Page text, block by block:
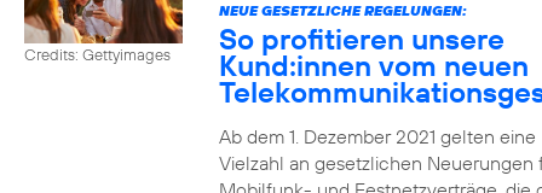
Credits: Gettyimages
NEUE GESETZLICHE REGELUNGEN:
So profitieren unsere
Kund:innen vom neuen
Ab dem 1. Dezember 2021 gelten eine
Vielzahl an gesetzlichen Neuerungen